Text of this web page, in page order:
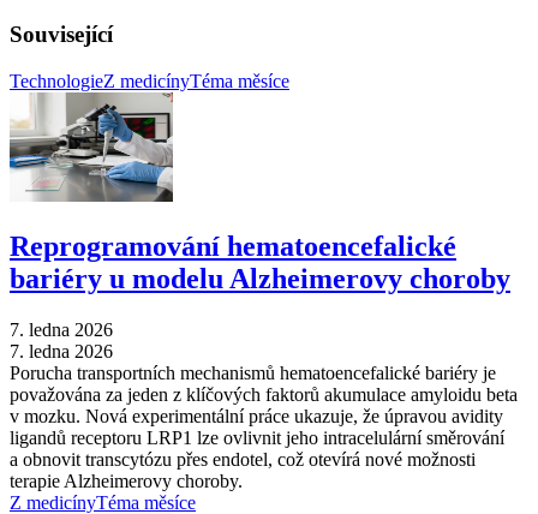
Související
TechnologieZ medicínyTéma měsíce
Reprogramování hematoencefalické
bariéry u modelu Alzheimerovy choroby
7. ledna 2026
7. ledna 2026
Porucha transportních mechanismů hematoencefalické bariéry je
považována za jeden z klíčových faktorů akumulace amyloidu beta
v mozku. Nová experimentální práce ukazuje, že úpravou avidity
ligandů receptoru LRP1 lze ovlivnit jeho intracelulární směrování
a obnovit transcytózu přes endotel, což otevírá nové možnosti
terapie Alzheimerovy choroby.
Z medicínyTéma měsíce